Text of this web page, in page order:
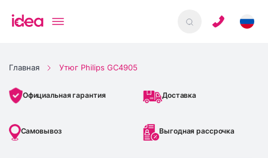
Главная Утюг Philips GC4905
Официальная гарантия Доставка
Самовывоз Выгодная рассрочка